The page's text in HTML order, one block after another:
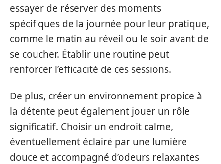
essayer de réserver des moments
spécifiques de la journée pour leur pratique,
comme le matin au réveil ou le soir avant de
se coucher. Établir une routine peut
renforcer l’efficacité de ces sessions.
De plus, créer un environnement propice à
la détente peut également jouer un rôle
significatif. Choisir un endroit calme,
éventuellement éclairé par une lumière
douce et accompagné d’odeurs relaxantes